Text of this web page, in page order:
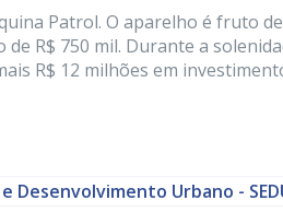
Patrol. O aparelho é fruto de
R$ 750 mil. Durante a
R$ 12 milhões em
Desenvolvimento Urbano -